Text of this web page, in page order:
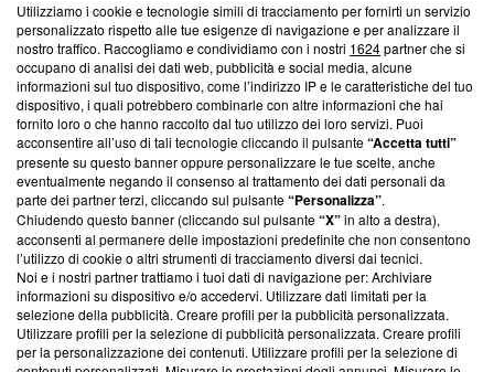
Questa sezione offre informazioni trasparenti su Blasting
News, sui nostri processi editoriali e su come ci impegniamo a
creare news di qualità. Inoltre, afferma la nostra aderenza a
‘Trust Project - News with Integrity’Blasting News non è
ancora membro del programma, ma ha richiesto di farne
parte; Trust Project non ha ancora effettuato una verifica di
conformità agli standard.
Su di noi
Team editoriale
Corporate
Redazione
Informativa Privacy
Utilizziamo i cookie e tecnologie simili di tracciamento per fornirti un servizio
personalizzato rispetto alle tue esigenze di navigazione e per analizzare il
nostro traffico. Raccogliamo e condividiamo con i nostri 1624partner che si
occupano di analisi dei dati web, pubblicità e social media, alcune
informazioni sul tuo dispositivo, come l’indirizzo IP e le caratteristiche del tuo
dispositivo, i quali potrebbero combinarle con altre informazioni che hai
fornito loro o che hanno raccolto dal tuo utilizzo dei loro servizi. Puoi
acconsentire all’uso di tali tecnologie cliccando il pulsante“Accetta tutti”
presente su questo banner oppure personalizzare le tue scelte, anche
eventualmente negando il consenso al trattamento dei dati personali da
parte dei partner terzi, cliccando sul pulsante“Personalizza”.
Chiudendo questo banner (cliccando sul pulsante“X”in alto a destra),
acconsenti al permanere delle impostazioni predefinite che non consentono
l’utilizzo di cookie o altri strumenti di tracciamento diversi dai tecnici.
Noi e i nostri partner trattiamo i tuoi dati di navigazione per: Archiviare
informazioni su dispositivo e/o accedervi. Utilizzare dati limitati per la
selezione della pubblicità. Creare profili per la pubblicità personalizzata.
Utilizzare profili per la selezione di pubblicità personalizzata. Creare profili
per la personalizzazione dei contenuti. Utilizzare profili per la selezione di